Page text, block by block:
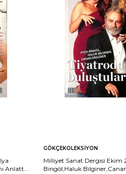
Anlattı
GÖKÇEKOLEKSIYON
Milliyet Sanat Dergisi Ekim
Bingöl,Haluk